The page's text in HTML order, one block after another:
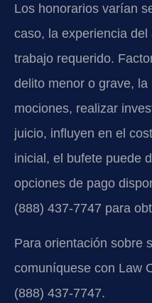
Los honorarios varían
caso, la experiencia
trabajo requerido.
delito menor o grave,
mociones, realizar
juicio, influyen en el
inicial, el bufete puede
opciones de pago
(888) 437-7747 para
Para orientación sobre
comuníquese con Law
(888) 437-7747.